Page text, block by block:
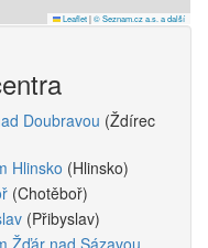
Leaflet|© Seznam.cz a.s. a další
Doubravou (Ždírec
Hlinsko (Hlinsko)
(Chotěboř)
(Přibyslav)
Žďár nad Sázavou